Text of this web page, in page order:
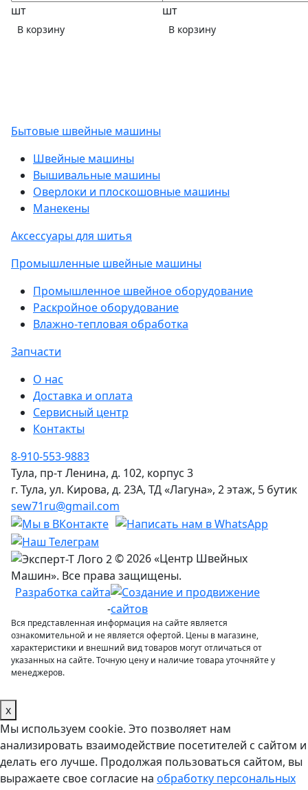
шт
В корзину
шт
В корзину
Бытовые швейные машины
Швейные машины
Вышивальные машины
Оверлоки и плоскошовные машины
Манекены
Аксессуары для шитья
Промышленные швейные машины
Промышленное швейное оборудование
Раскройное оборудование
Влажно-тепловая обработка
Запчасти
О нас
Доставка и оплата
Сервисный центр
Контакты
8-910-553-9883
Тула, пр-т Ленина, д. 102, корпус 3
г. Тула, ул. Кирова, д. 23А, ТД «Лагуна», 2 этаж, 5 бутик
sew71ru@gmail.com
© 2026 «Центр Швейных
Машин». Все права защищены.
Разработка сайта
-
Вся представленная информация на сайте является
ознакомительной и не является офертой. Цены в магазине,
характеристики и внешний вид товаров могут отличаться от
указанных на сайте. Точную цену и наличие товара уточняйте у
менеджеров.
x
Мы используем cookie. Это позволяет нам
анализировать взаимодействие посетителей с сайтом и
делать его лучше. Продолжая пользоваться сайтом, вы
выражаете свое согласие на обработку персональных